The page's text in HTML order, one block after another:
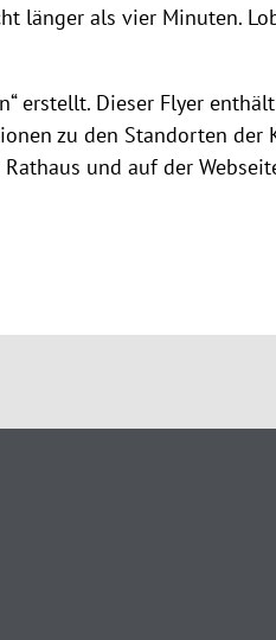
länger als vier Minuten.
erstellt. Dieser Flyer
zu den Standorten der
und auf der